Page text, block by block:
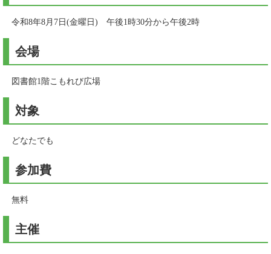
令和8年8月7日(金曜日) 午後1時30分から午後2時
会場
図書館1階こもれび広場
対象
どなたでも
参加費
無料
主催